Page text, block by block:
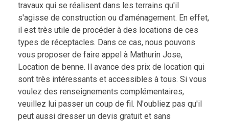
travaux qui se réalisent dans les terrains qu'il
s'agisse de construction ou d'aménagement. En effet,
il est très utile de procéder à des locations de ces
types de réceptacles. Dans ce cas, nous pouvons
vous proposer de faire appel à Mathurin Jose,
Location de benne. Il avance des prix de location qui
sont très intéressants et accessibles à tous. Si vous
voulez des renseignements complémentaires,
veuillez lui passer un coup de fil. N'oubliez pas qu'il
peut aussi dresser un devis gratuit et sans